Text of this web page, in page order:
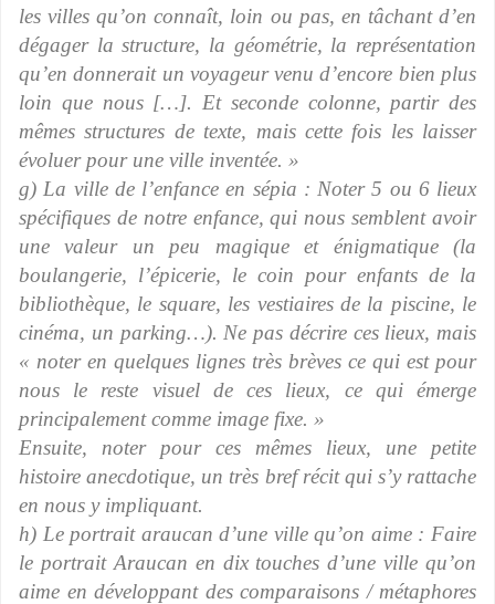
les villes qu’on connaît, loin ou pas, en tâchant d’en
dégager la structure, la géométrie, la représentation
qu’en donnerait un voyageur venu d’encore bien plus
loin que nous […]. Et seconde colonne, partir des
mêmes structures de texte, mais cette fois les laisser
évoluer pour une ville inventée. »
g) La ville de l’enfance en sépia : Noter 5 ou 6 lieux
spécifiques de notre enfance, qui nous semblent avoir
une valeur un peu magique et énigmatique (la
boulangerie, l’épicerie, le coin pour enfants de la
bibliothèque, le square, les vestiaires de la piscine, le
cinéma, un parking…). Ne pas décrire ces lieux, mais
« noter en quelques lignes très brèves ce qui est pour
nous le reste visuel de ces lieux, ce qui émerge
principalement comme image fixe. »
Ensuite, noter pour ces mêmes lieux, une petite
histoire anecdotique, un très bref récit qui s’y rattache
en nous y impliquant.
h) Le portrait araucan d’une ville qu’on aime : Faire
le portrait Araucan en dix touches d’une ville qu’on
aime en développant des comparaisons / métaphores